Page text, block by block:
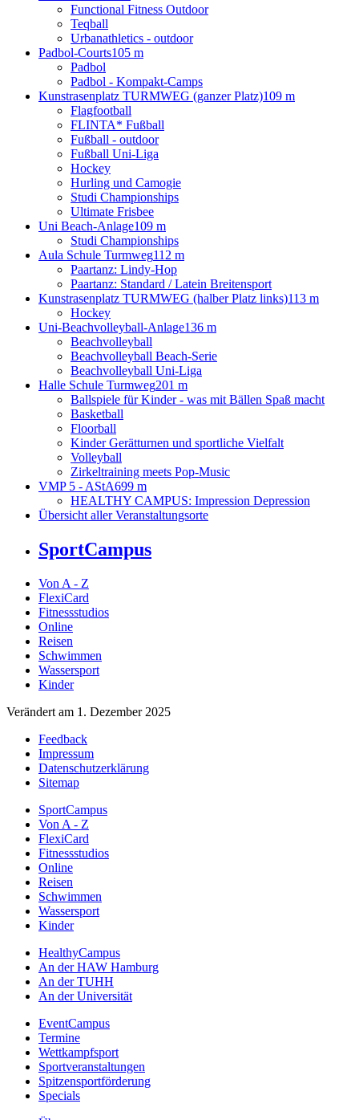
Functional Fitness Outdoor
Teqball
Urbanathletics - outdoor
Padbol-Courts105 m
Padbol
Padbol - Kompakt-Camps
Kunstrasenplatz TURMWEG (ganzer Platz)109 m
Flagfootball
FLINTA* Fußball
Fußball - outdoor
Fußball Uni-Liga
Hockey
Hurling und Camogie
Studi Championships
Ultimate Frisbee
Uni Beach-Anlage109 m
Studi Championships
Aula Schule Turmweg112 m
Paartanz: Lindy-Hop
Paartanz: Standard / Latein Breitensport
Kunstrasenplatz TURMWEG (halber Platz links)113 m
Hockey
Uni-Beachvolleyball-Anlage136 m
Beachvolleyball
Beachvolleyball Beach-Serie
Beachvolleyball Uni-Liga
Halle Schule Turmweg201 m
Ballspiele für Kinder - was mit Bällen Spaß macht
Basketball
Floorball
Kinder Gerätturnen und sportliche Vielfalt
Volleyball
Zirkeltraining meets Pop-Music
VMP 5 - AStA699 m
HEALTHY CAMPUS: Impression Depression
Übersicht aller Veranstaltungsorte
SportCampus
Von A - Z
FlexiCard
Fitnessstudios
Online
Reisen
Schwimmen
Wassersport
Kinder
Verändert am 1. Dezember 2025
Feedback
Impressum
Datenschutzerklärung
Sitemap
SportCampus
Von A - Z
FlexiCard
Fitnessstudios
Online
Reisen
Schwimmen
Wassersport
Kinder
HealthyCampus
An der HAW Hamburg
An der TUHH
An der Universität
EventCampus
Termine
Wettkampfsport
Sportveranstaltungen
Spitzensportförderung
Specials